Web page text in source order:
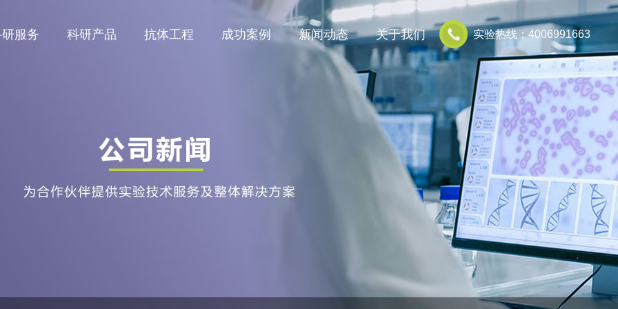
实验热线：4006991663
服务 科研产品 抗体工程 成功案例 新闻动态 关于我们